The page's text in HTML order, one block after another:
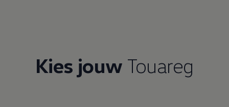
Kies jouw Touareg